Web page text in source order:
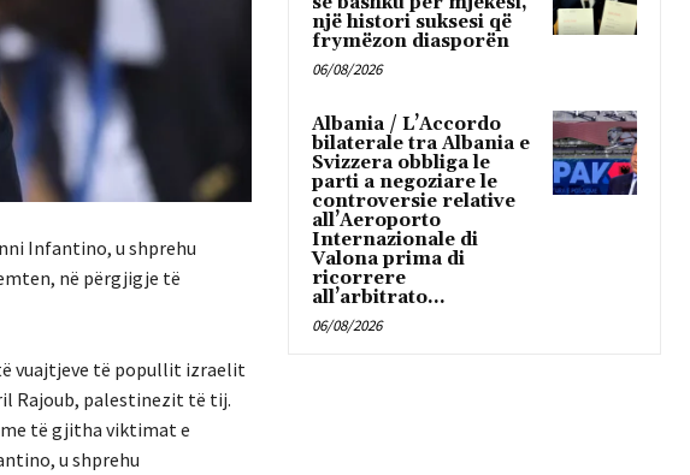
Infantino, u shprehu
në përgjigje të
vuajtjeve të popullit izraelit
Rajoub, palestinezit të tij.
të gjitha viktimat e
u shprehu
një histori suksesi që
frymëzon diasporën
06/08/2026
Albania / L’Accordo
bilaterale tra Albania e
Svizzera obbliga le
parti a negoziare le
controversie relative
all’Aeroporto
Internazionale di
Valona prima di
ricorrere
all’arbitrato...
06/08/2026